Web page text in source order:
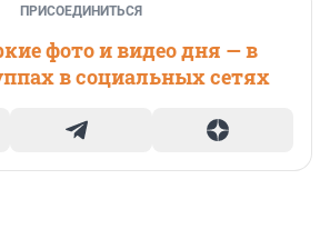
ПРИСОЕДИНИТЬСЯ
фото и видео дня — в
в социальных сетях